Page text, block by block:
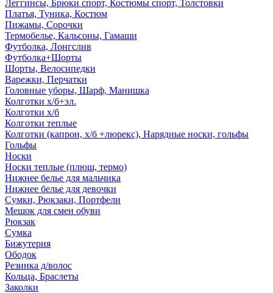
Леггинсы, Брюки спорт, Костюмы спорт, Толстовки
Платья, Туника, Костюм
Пижамы, Сорочки
Термобелье, Кальсоны, Гамаши
Футболка, Лонгслив
Футболка+Шорты
Шорты, Велосипедки
Варежки, Перчатки
Головные уборы, Шарф, Манишка
Колготки х/б+эл.
Колготки х/б
Колготки теплые
Колготки (капрон, х/б +люрекс), Нарядные носки, гольфы
Гольфы
Носки
Носки теплые (плюш, термо)
Нижнее белье для мальчика
Нижнее белье для девочки
Сумки, Рюкзаки, Портфели
Мешок для смен обуви
Рюкзак
Сумка
Бижутерия
Ободок
Резинка д/волос
Кольца, Браслеты
Заколки